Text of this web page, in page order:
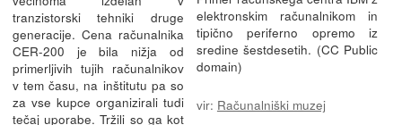
elektronskim računalnikom in
tipično periferno opremo iz
sredine šestdesetih. (CC Public
domain)
vir: Računalniški muzej
tranzistorski tehniki druge
generacije. Cena računalnika
CER-200 je bila nižja od
primerljivih tujih računalnikov
v tem času, na inštitutu pa so
za vse kupce organizirali tudi
tečaj uporabe. Tržili so ga kot